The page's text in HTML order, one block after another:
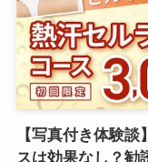
【写真付き体験
スは効果なし？勧